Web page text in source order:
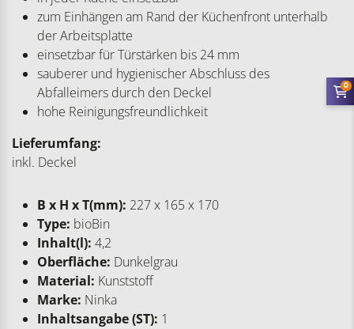
zum Einhängen am Rand der Küchenfront unterhalb
der Arbeitsplatte
einsetzbar für Türstärken bis 24 mm
sauberer und hygienischer Abschluss des
Abfalleimers durch den Deckel
hohe Reinigungsfreundlichkeit
Lieferumfang:
inkl. Deckel
B x H x T(mm): 227 x 165 x 170
Type: bioBin
Inhalt(l): 4,2
Oberfläche: Dunkelgrau
Material: Kunststoff
Marke: Ninka
Inhaltsangabe (ST): 1
0